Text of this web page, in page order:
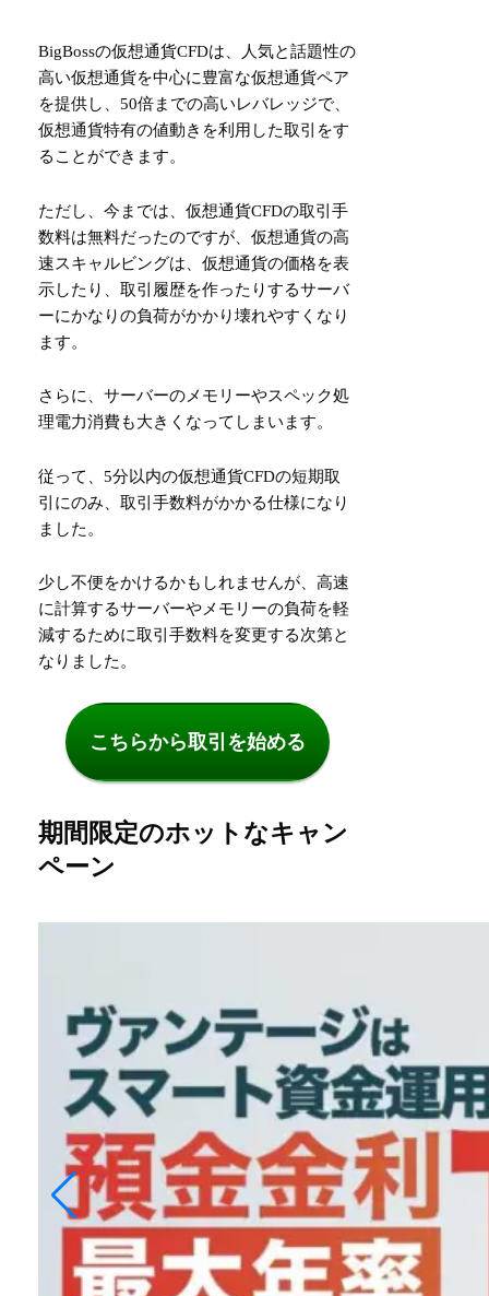
BigBossの仮想通貨CFDは、人気と話題性の
高い仮想通貨を中心に豊富な仮想通貨ペア
を提供し、50倍までの高いレバレッジで、
仮想通貨特有の値動きを利用した取引をす
ることができます。
ただし、今までは、仮想通貨CFDの取引手
数料は無料だったのですが、仮想通貨の高
速スキャルビングは、仮想通貨の価格を表
示したり、取引履歴を作ったりするサーバ
ーにかなりの負荷がかかり壊れやすくなり
ます。
さらに、サーバーのメモリーやスペック処
理電力消費も大きくなってしまいます。
従って、5分以内の仮想通貨CFDの短期取
引にのみ、取引手数料がかかる仕様になり
ました。
少し不便をかけるかもしれませんが、高速
に計算するサーバーやメモリーの負荷を軽
減するために取引手数料を変更する次第と
なりました。
こちらから取引を始める
期間限定のホットなキャン
ペーン